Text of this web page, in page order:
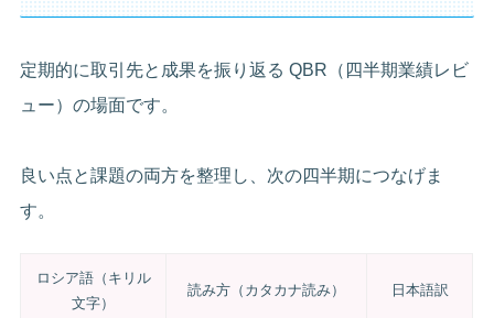
定期的に取引先と成果を振り返る QBR（四半期業績レビ
ュー）の場面です。
良い点と課題の両方を整理し、次の四半期につなげま
す。
ロシア語（キリル
文字）
読み方（カタカナ読み） 日本語訳